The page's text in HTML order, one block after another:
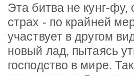
Эта битва не кунг-
страх - по крайней
участвует в другом
новый лад, пытаясь
господство в мире.